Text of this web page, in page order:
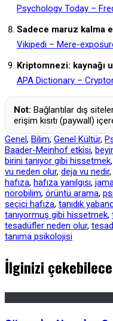
Psychology Today –
Sadece maruz kalma
Vikipedi – Mere-
Kriptomnezi: kaynağı
APA Dictionary –
Not: Bağlantılar dış
erişim kısıtı (paywall)
Genel, Bilim, Genel Kültür,
Baader-Meinhof etkisi,
birini tanıyor gibi hissetmek,
vu neden olur, deja vu nedir,
hafıza, hafıza yanılgısı,
nörobilim, örüntü arama,
seçici hafıza, tanıdık
tanıyormuş gibi hissetmek,
tesadüfler neden olur,
tanıma psikolojisi
İlginizi